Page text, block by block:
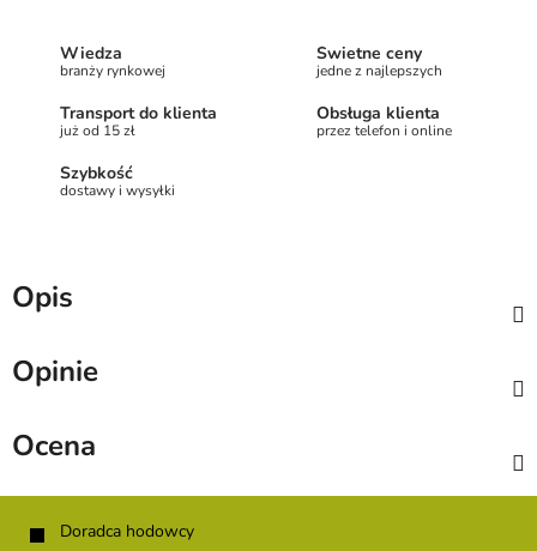
Wiedza
branży rynkowej
Świetne ceny
jedne z najlepszych
Transport do klienta
już od 15 zł
Obsługa klienta
przez telefon i online
Szybkość
dostawy i wysyłki
Opis
Opinie
Ocena
Doradca hodowcy